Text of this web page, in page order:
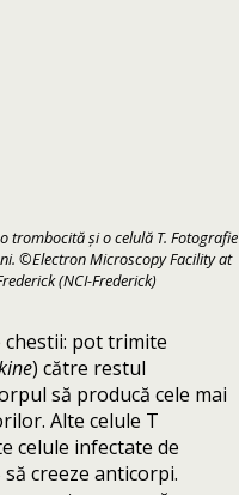
trombocită și o celulă T. Fotografie
©Electron Microscopy Facility at
(NCI-Frederick)
chestii: pot trimite
) către restul
să producă cele mai
Alte celule T
celule infectate de
creeze anticorpi.